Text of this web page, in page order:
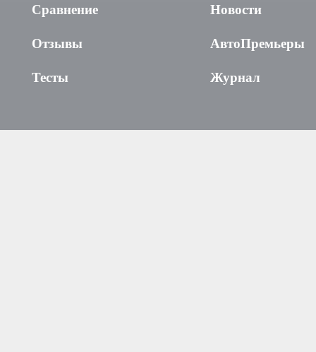
Сравнение
Отзывы
Тесты
Новости
АвтоПремьеры
Журнал